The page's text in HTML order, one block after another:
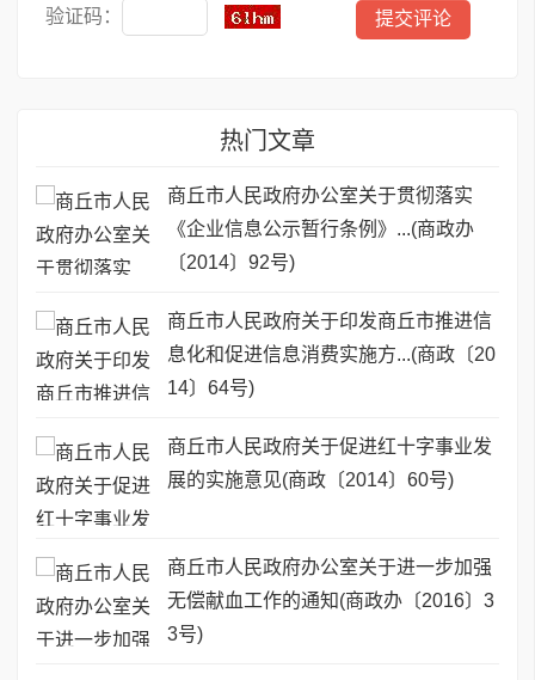
验证码：
热门文章
商丘市人民政府办公室关于贯彻落实
《企业信息公示暂行条例》...(商政办
〔2014〕92号)
商丘市人民政府关于印发商丘市推进信
息化和促进信息消费实施方...(商政〔20
14〕64号)
商丘市人民政府关于促进红十字事业发
展的实施意见(商政〔2014〕60号)
商丘市人民政府办公室关于进一步加强
无偿献血工作的通知(商政办〔2016〕3
3号)